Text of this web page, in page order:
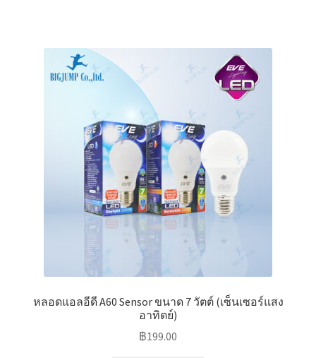
options
chosen
on
the
product
page
หลอดแอลอีดี A60 Sensor ขนาด 7 วัตต์ (เซ็นเซอร์แสง
อาทิตย์)
฿199.00